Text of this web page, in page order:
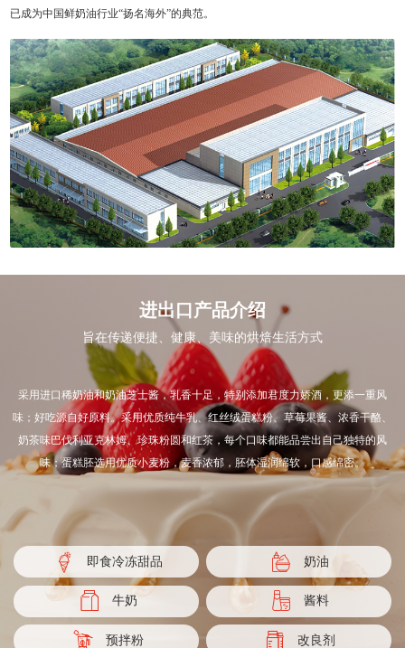
已成为中国鲜奶油行业“扬名海外”的典范。
进出口产品介绍
旨在传递便捷、健康、美味的烘焙生活方式
采用进口稀奶油和奶油芝士酱，乳香十足，特别添加君度力娇酒，更添一重风
味；好吃源自好原料。采用优质纯牛乳、红丝绒蛋糕粉、草莓果酱、浓香干酪、
奶茶味巴伐利亚克林姆、珍珠粉圆和红茶，每个口味都能品尝出自己独特的风
味；蛋糕胚选用优质小麦粉，麦香浓郁，胚体湿润绵软，口感绵密。
即食冷冻甜品 奶油
牛奶 酱料
预拌粉 改良剂